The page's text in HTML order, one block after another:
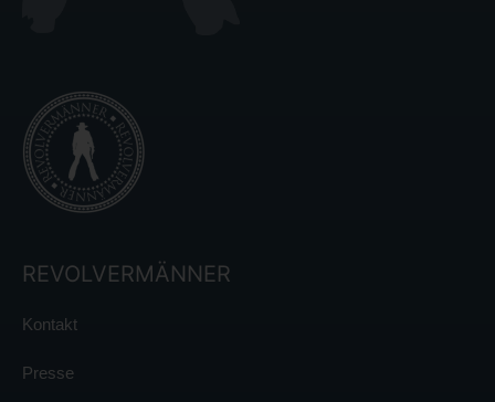
REVOLVERMÄNNER
Kontakt
Presse